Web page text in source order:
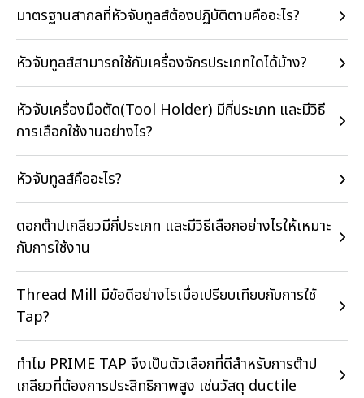
มาตรฐานสากลที่หัวจับทูลส์ต้องปฏิบัติตามคืออะไร?
หัวจับทูลส์สามารถใช้กับเครื่องจักรประเภทใดได้บ้าง?
หัวจับเครื่องมือตัด(Tool Holder) มีกี่ประเภท และมีวิธี
การเลือกใช้งานอย่างไร?
หัวจับทูลส์คืออะไร?
ดอกต๊าปเกลียวมีกี่ประเภท และมีวิธีเลือกอย่างไรให้เหมาะ
กับการใช้งาน
Thread Mill มีข้อดีอย่างไรเมื่อเปรียบเทียบกับการใช้
Tap?
ทำไม PRIME TAP จึงเป็นตัวเลือกที่ดีสำหรับการต๊าป
เกลียวที่ต้องการประสิทธิภาพสูง เช่นวัสดุ ductile